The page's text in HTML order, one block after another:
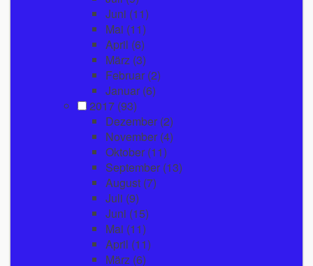
Juni (11)
Mai (11)
April (6)
März (3)
Februar (2)
Januar (6)
2017 (93)
Dezember (2)
November (4)
Oktober (11)
September (13)
August (7)
Juli (9)
Juni (15)
Mai (11)
April (11)
März (6)